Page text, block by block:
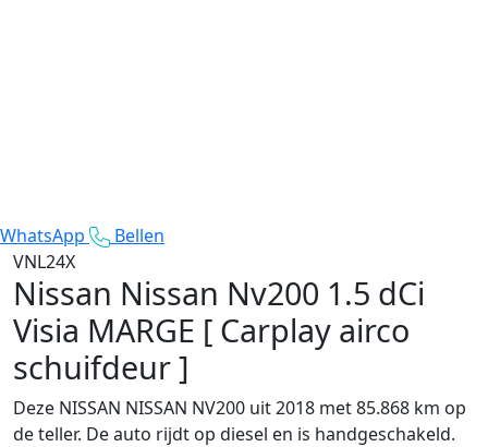
WhatsApp
Bellen
VNL24X
Nissan Nissan Nv200 1.5 dCi
Visia MARGE [ Carplay airco
schuifdeur ]
Deze NISSAN NISSAN NV200 uit 2018 met 85.868 km op
de teller. De auto rijdt op diesel en is handgeschakeld.